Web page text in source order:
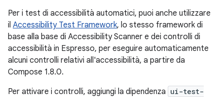
Per i test di accessibilità automatici, puoi anche utilizzare
il Accessibility Test Framework, lo stesso framework di
base alla base di Accessibility Scanner e dei controlli di
accessibilità in Espresso, per eseguire automaticamente
alcuni controlli relativi all'accessibilità, a partire da
Compose 1.8.0.
Per attivare i controlli, aggiungi la dipendenza ui-test-